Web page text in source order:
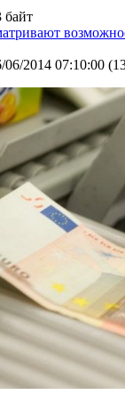
байт
06/2014 07:10:00 (